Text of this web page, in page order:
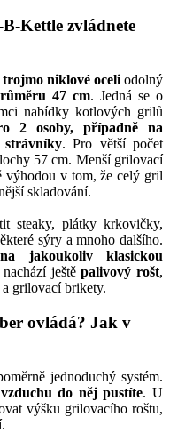
Kettle zvládnete
niklové oceliodolný
47 cm. Jedná se o
nabídky kotlových grilů
2 osoby, případně na
. Pro větší počet
57 cm. Menší grilovací
výhodou v tom, že celý gril
skladování.
steaky, plátky krkovičky,
sýry a mnoho dalšího.
jakoukoliv klasickou
ještěpalivový rošt,
grilovací brikety.
ovládá? Jak v
jednoduchý systém.
do něj pustíte. U
výšku grilovacího roštu,